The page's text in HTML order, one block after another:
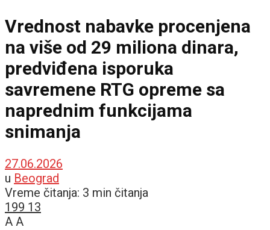
Vrednost nabavke procenjena
na više od 29 miliona dinara,
predviđena isporuka
savremene RTG opreme sa
naprednim funkcijama
snimanja
27.06.2026
u Beograd
Vreme čitanja: 3 min čitanja
199 13
A A